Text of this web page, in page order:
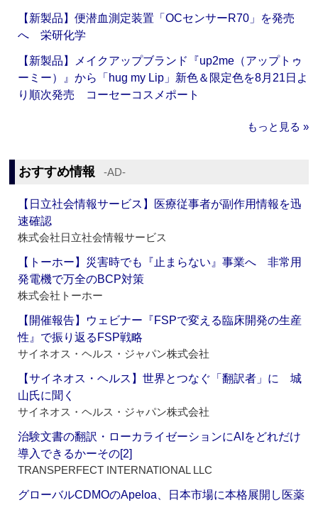
【新製品】便潜血測定装置「OCセンサーR70」を発売
へ 栄研化学
【新製品】メイクアップブランド『up2me（アップトゥ
ーミー）』から「hug my Lip」新色＆限定色を8月21日よ
り順次発売 コーセーコスメポート
もっと見る »
おすすめ情報 ‐AD‐
【日立社会情報サービス】医療従事者が副作用情報を迅
速確認
株式会社日立社会情報サービス
【トーホー】災害時でも『止まらない』事業へ 非常用
発電機で万全のBCP対策
株式会社トーホー
【開催報告】ウェビナー『FSPで変える臨床開発の生産
性』で振り返るFSP戦略
サイネオス・ヘルス・ジャパン株式会社
【サイネオス・ヘルス】世界とつなぐ「翻訳者」に 城
山氏に聞く
サイネオス・ヘルス・ジャパン株式会社
治験文書の翻訳・ローカライゼーションにAIをどれだけ
導入できるかーその[2]
TRANSPERFECT INTERNATIONAL LLC
グローバルCDMOのApeloa、日本市場に本格展開し医薬